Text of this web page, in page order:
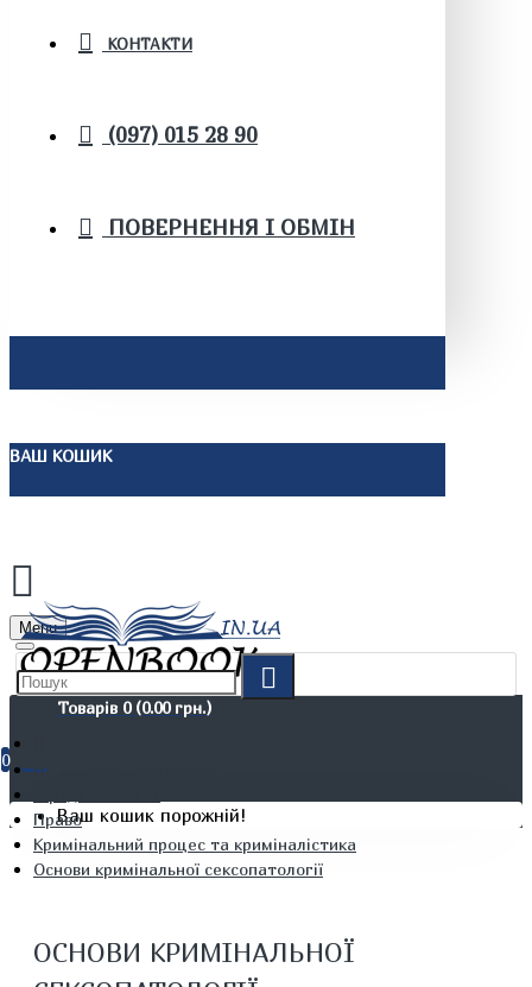
КОНТАКТИ
(097) 015 28 90
ПОВЕРНЕННЯ І ОБМІН
ВАШ КОШИК
Menu
Товарів 0 (0.00 грн.)
0
Ваш кошик порожній!
Не художня література
Право
Кримінальний процес та криміналістика
Основи кримінальної сексопатології
ОСНОВИ КРИМІНАЛЬНОЇ